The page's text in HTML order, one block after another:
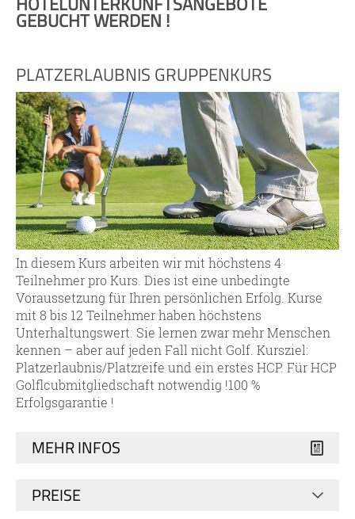
GEBUCHT WERDEN !
PLATZERLAUBNIS GRUPPENKURS
In diesem Kurs arbeiten wir mit höchstens 4
Teilnehmer pro Kurs. Dies ist eine unbedingte
Voraussetzung für Ihren persönlichen Erfolg. Kurse
mit 8 bis 12 Teilnehmer haben höchstens
Unterhaltungswert. Sie lernen zwar mehr Menschen
kennen – aber auf jeden Fall nicht Golf. Kursziel:
Platzerlaubnis/Platzreife und ein erstes HCP. Für HCP
Golflcubmitgliedschaft notwendig !100 %
Erfolgsgarantie !
MEHR INFOS
PREISE